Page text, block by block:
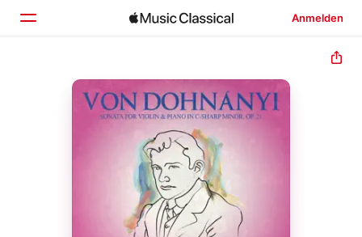
Anmelden
Startseite
Entdecken